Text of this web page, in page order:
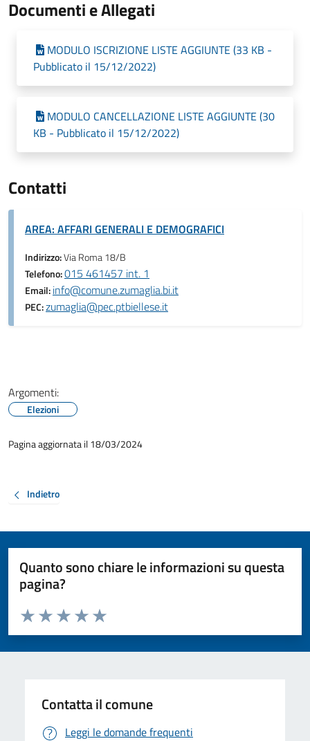
Documenti e Allegati
MODULO ISCRIZIONE LISTE AGGIUNTE (33 KB -
Pubblicato il 15/12/2022)
MODULO CANCELLAZIONE LISTE AGGIUNTE (30
KB - Pubblicato il 15/12/2022)
Contatti
AREA: AFFARI GENERALI E DEMOGRAFICI
Indirizzo:Via Roma 18/B
Telefono:015 461457 int. 1
Email:info@comune.zumaglia.bi.it
PEC:zumaglia@pec.ptbiellese.it
Argomenti:
Elezioni
Pagina aggiornata il 18/03/2024
Indietro
Quanto sono chiare le informazioni su questa
pagina?
Valuta da 1 a 5 stelle la pagina
Valuta 5 stelle su 5
Valuta 4 stelle su 5
Valuta 3 stelle su 5
Valuta 2 stelle su 5
Valuta 1 stelle su 5
Contatta il comune
Leggi le domande frequenti